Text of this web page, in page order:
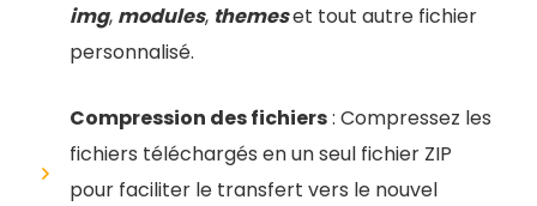
img, modules, themeset tout autre fichier
personnalisé.
Compression des fichiers: Compressez les
fichiers téléchargés en un seul fichier ZIP
pour faciliter le transfert vers le nouvel